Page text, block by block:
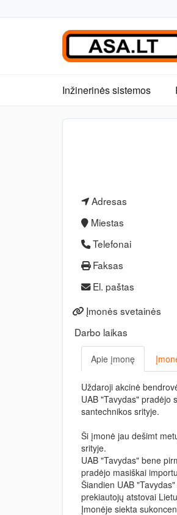
Inžinerinės sistemos
Adresas
Miestas
Telefonai
Faksas
El. paštas
Įmonės svetainės
Darbo laikas
Apie įmonę
Uždaroji akcinė
UAB "Tavydas" pradėjo
santechnikos srityje.
Ši įmonė jau dešimt
srityje.
UAB "Tavydas" bene
pradėjo masiškai
Šiandien UAB
prekiautojų atstovai
Įmonėje siekta